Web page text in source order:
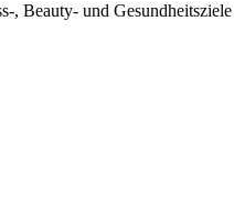
, Beauty- und